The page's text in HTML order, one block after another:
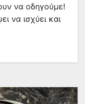
να οδηγούμε!
να ισχύει και